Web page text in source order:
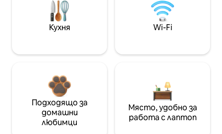
Кухня Wi-Fi
Подходящо за
домашни
любимци
Място, удобно за
работа с лаптоп